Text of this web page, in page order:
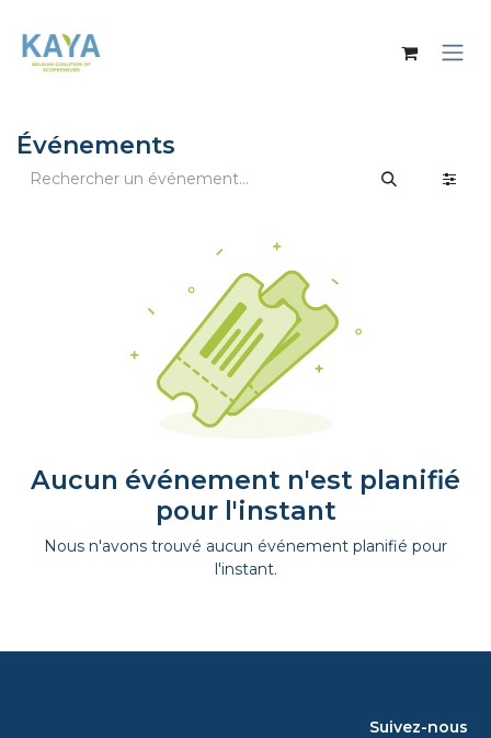
Événements
Aucun événement n'est planifié
pour l'instant
Nous n'avons trouvé aucun événement planifié pour
l'instant.
Suivez-nous